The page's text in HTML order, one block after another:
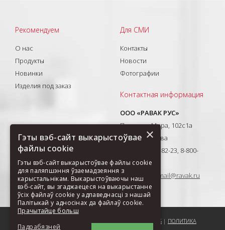
Рекомендуем
О нас
Продукты
Новинки
Изделия под заказ
Для СМИ
Контакты
Новости
Фотографии
Контактная информация
ООО «РАВАК РУС»
Проспект Мира, 102с1а
129626, Москва
T: +7(495) 710-82-23, 8-800-
333-41-51
E-mail:ravak-mail@ravak.ru
COOKIES | ПОЛИТИКА
×
Гэты вэб-сайт выкарыстоўвае
файлы cookie
Гэты вэб-сайт выкарыстоўвае файлы cookie
для паляпшэння ўзаемадзеяння з
карыстальнікам. Выкарыстоўваючы наш
вэб-сайт, вы згаджаецеся на выкарыстанне
ўсіх файлаў cookie у адпаведнасці з нашай
Палітыкай у адносінах да файлаў cookie.
Прачытайце больш
Падрабязней